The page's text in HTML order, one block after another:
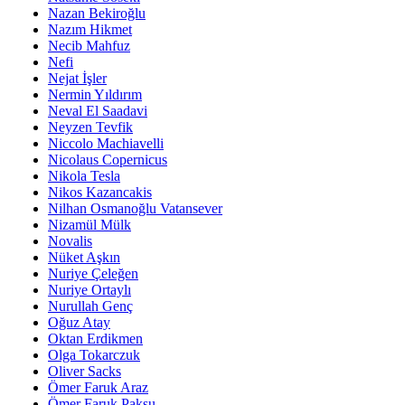
Nazan Bekiroğlu
Nazım Hikmet
Necib Mahfuz
Nefi
Nejat İşler
Nermin Yıldırım
Neval El Saadavi
Neyzen Tevfik
Niccolo Machiavelli
Nicolaus Copernicus
Nikola Tesla
Nikos Kazancakis
Nilhan Osmanoğlu Vatansever
Nizamül Mülk
Novalis
Nüket Aşkın
Nuriye Çeleğen
Nuriye Ortaylı
Nurullah Genç
Oğuz Atay
Oktan Erdikmen
Olga Tokarczuk
Oliver Sacks
Ömer Faruk Araz